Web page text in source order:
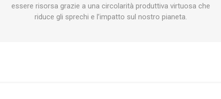
essere risorsa grazie a una circolarità produttiva virtuosa che
riduce gli sprechi e l’impatto sul nostro pianeta.